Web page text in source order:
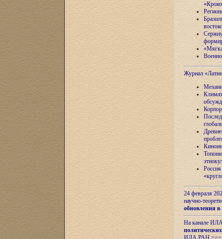
Журнал
24 февраля
научно-
обновления в
На канале
ИЛА РАН >>>